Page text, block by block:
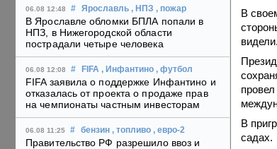
06.08 12:48 # Ярославль , НПЗ , пожар
В Ярославле обломки БПЛА попали в
НПЗ, в Нижегородской области
пострадали четыре человека
06.08 12:08 # FIFA , Инфантино , футбол
FIFA заявила о поддержке Инфантино и
отказалась от проекта о продаже прав
на чемпионаты частным инвесторам
06.08 11:25 # бензин , топливо , евро-2
Правительство РФ разрешило ввоз и
В
видели.
В
садах.